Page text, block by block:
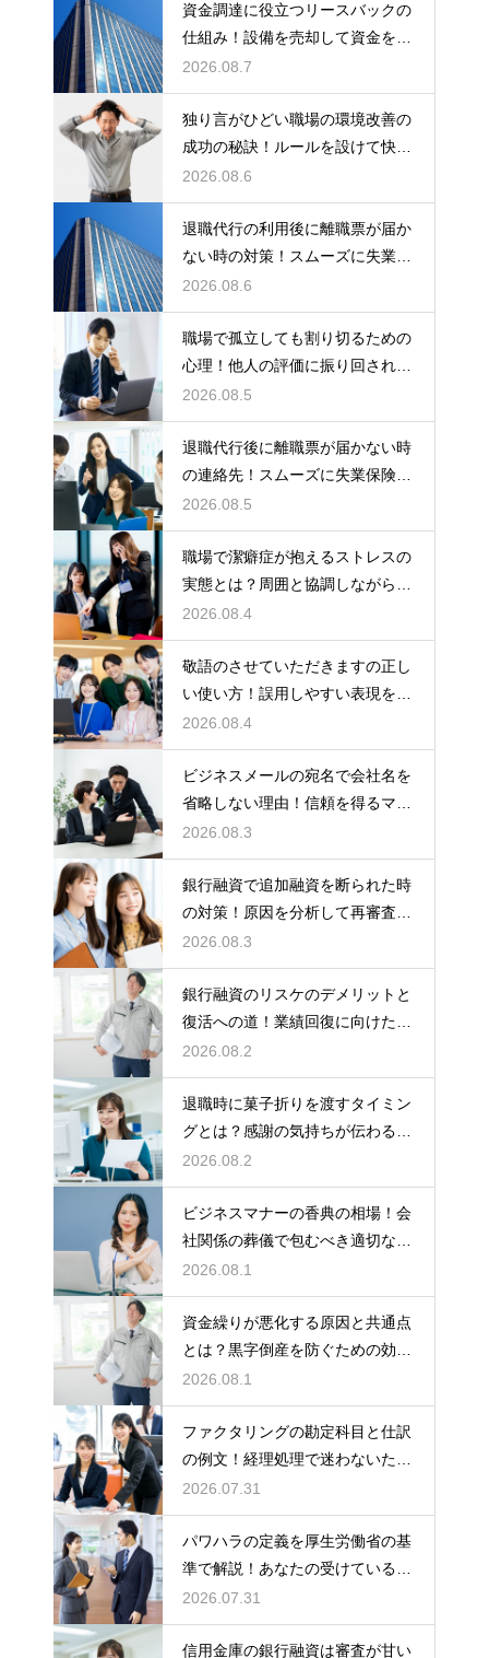
資金調達に役立つリースバックの
仕組み！設備を売却して資金を得
る方法
2026.08.7
独り言がひどい職場の環境改善の
成功の秘訣！ルールを設けて快適
な空間を作る
2026.08.6
退職代行の利用後に離職票が届か
ない時の対策！スムーズに失業保
険をもらう
2026.08.6
職場で孤立しても割り切るための
心理！他人の評価に振り回されな
いための術
2026.08.5
退職代行後に離職票が届かない時
の連絡先！スムーズに失業保険を
もらう術
2026.08.5
職場で潔癖症が抱えるストレスの
実態とは？周囲と協調しながら快
適に働く術
2026.08.4
敬語のさせていただきますの正し
い使い方！誤用しやすい表現を理
解する術
2026.08.4
ビジネスメールの宛名で会社名を
省略しない理由！信頼を得るマナ
ー
2026.08.3
銀行融資で追加融資を断られた時
の対策！原因を分析して再審査を
狙う
2026.08.3
銀行融資のリスケのデメリットと
復活への道！業績回復に向けた事
業計画
2026.08.2
退職時に菓子折りを渡すタイミン
グとは？感謝の気持ちが伝わる正
しいマナー
2026.08.2
ビジネスマナーの香典の相場！会
社関係の葬儀で包むべき適切な金
額の目安
2026.08.1
資金繰りが悪化する原因と共通点
とは？黒字倒産を防ぐための効果
的な対策
2026.08.1
ファクタリングの勘定科目と仕訳
の例文！経理処理で迷わないため
の知識
2026.07.31
パワハラの定義を厚生労働省の基
準で解説！あなたの受けている行
為は該当する？
2026.07.31
信用金庫の銀行融資は審査が甘い